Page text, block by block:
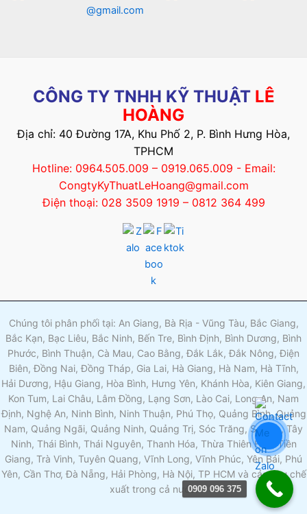
@gmail.com
CÔNG TY TNHH KỸ THUẬT LÊ
HOÀNG
Địa chỉ: 40 Đường 17A, Khu Phố 2, P. Bình Hưng Hòa,
TPHCM
Hotline: 0964.505.009 – 0919.065.009 - Email:
CongtyKyThuatLeHoang@gmail.com
Điện thoại: 028 3509 1919 – 0812 364 499
Chúng tôi phân phối tại: An Giang, Bà Rịa - Vũng Tàu, Bắc Giang,
Bắc Kạn, Bạc Liêu, Bắc Ninh, Bến Tre, Bình Định, Bình Dương, Bình
Phước, Bình Thuận, Cà Mau, Cao Bằng, Đắk Lắk, Đắk Nông, Điện
Biên, Đồng Nai, Đồng Tháp, Gia Lai, Hà Giang, Hà Nam, Hà Tĩnh,
Hải Dương, Hậu Giang, Hòa Bình, Hưng Yên, Khánh Hòa, Kiên Giang,
Kon Tum, Lai Châu, Lâm Đồng, Lạng Sơn, Lào Cai, Long An, Nam
Định, Nghệ An, Ninh Bình, Ninh Thuận, Phú Thọ, Quảng Bình, Quảng
Nam, Quảng Ngãi, Quảng Ninh, Quảng Trị, Sóc Trăng, Sơn La, Tây
Ninh, Thái Bình, Thái Nguyên, Thanh Hóa, Thừa Thiên Huế, Tiền
Giang, Trà Vinh, Tuyên Quang, Vĩnh Long, Vĩnh Phúc, Yên Bái, Phú
Yên, Cần Thơ, Đà Nẵng, Hải Phòng, Hà Nội, TP HCM và các khu chế
xuất trong cả nước.0909 096 375